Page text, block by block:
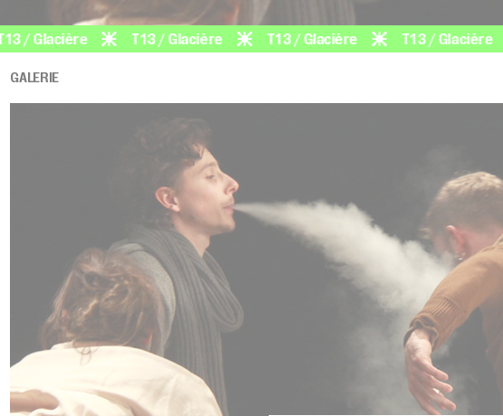
T13 / Glacière T13 / Glacière T13 / Glacière
GALERIE